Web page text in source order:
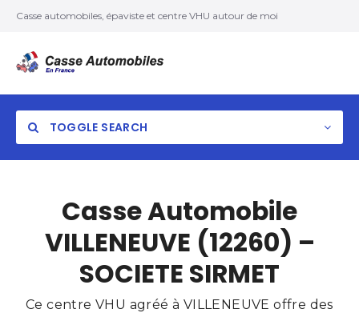
Casse automobiles, épaviste et centre VHU autour de moi
TOGGLE SEARCH
Casse Automobile
VILLENEUVE (12260) –
SOCIETE SIRMET
Ce centre VHU agréé à VILLENEUVE offre des